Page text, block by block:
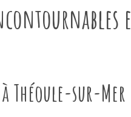
Théoule-sur-Mer